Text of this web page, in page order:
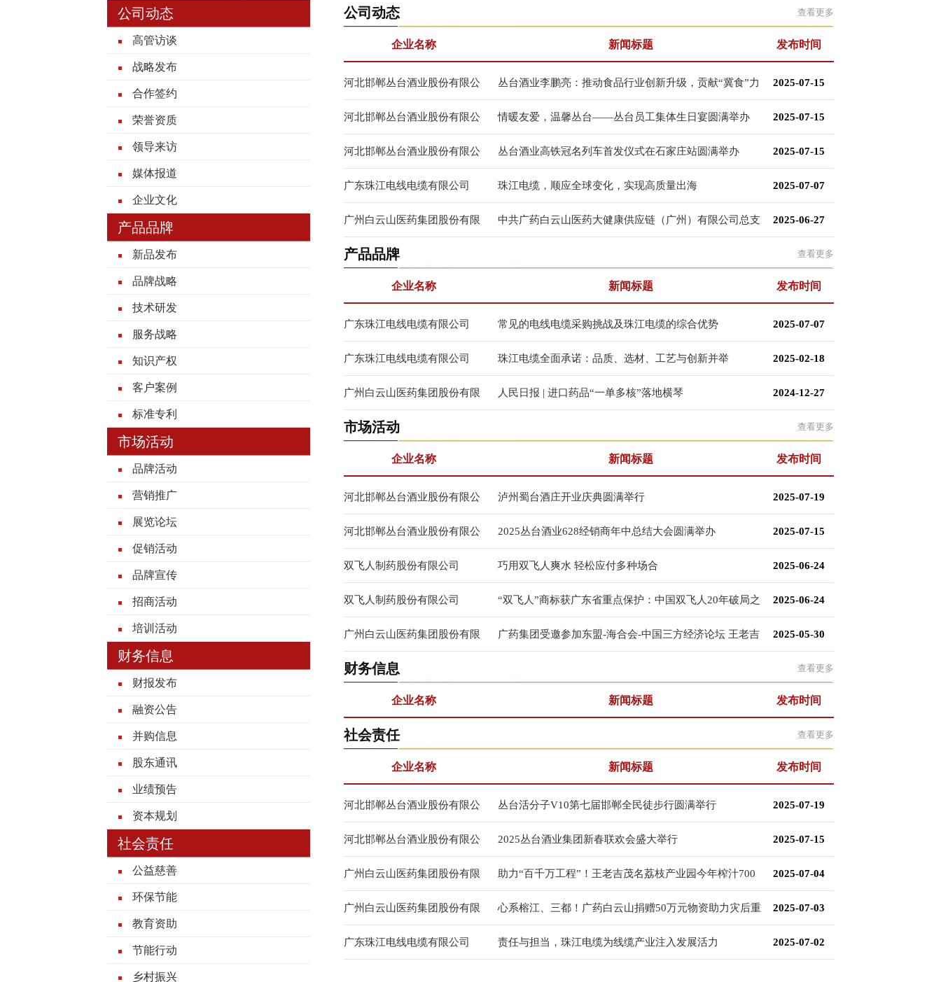
公司动态
高管访谈
战略发布
合作签约
荣誉资质
领导来访
媒体报道
企业文化
产品品牌
新品发布
品牌战略
技术研发
服务战略
知识产权
客户案例
标准专利
市场活动
品牌活动
营销推广
展览论坛
促销活动
品牌宣传
招商活动
培训活动
财务信息
财报发布
融资公告
并购信息
股东通讯
业绩预告
资本规划
社会责任
公益慈善
环保节能
教育资助
节能行动
乡村振兴
查看更多
公司动态
发布时间
企业名称 新闻标题
2025-07-15
河北邯郸丛台酒业股份有限公
司
丛台酒业李鹏亮：推动食品行业创新升级，贡献“冀食”力
量 2025-07-15
河北邯郸丛台酒业股份有限公
司
情暖友爱，温馨丛台——丛台员工集体生日宴圆满举办
2025-07-15
河北邯郸丛台酒业股份有限公
司
丛台酒业高铁冠名列车首发仪式在石家庄站圆满举办
2025-07-07
广东珠江电线电缆有限公司 珠江电缆，顺应全球变化，实现高质量出海
2025-06-27
广州白云山医药集团股份有限
公司
中共广药白云山医药大健康供应链（广州）有限公司总支
查看更多
产品品牌
发布时间
企业名称 新闻标题
2025-07-07
广东珠江电线电缆有限公司 常见的电线电缆采购挑战及珠江电缆的综合优势
2025-02-18
广东珠江电线电缆有限公司 珠江电缆全面承诺：品质、选材、工艺与创新并举
2024-12-27
广州白云山医药集团股份有限
公司
人民日报 | 进口药品“一单多核”落地横琴
查看更多
市场活动
发布时间
企业名称 新闻标题
2025-07-19
河北邯郸丛台酒业股份有限公
司
泸州蜀台酒庄开业庆典圆满举行
2025-07-15
河北邯郸丛台酒业股份有限公
司
2025丛台酒业628经销商年中总结大会圆满举办
2025-06-24
双飞人制药股份有限公司 巧用双飞人爽水 轻松应付多种场合
2025-06-24
双飞人制药股份有限公司 “双飞人”商标获广东省重点保护：中国双飞人20年破局之
路 2025-05-30
广州白云山医药集团股份有限
公司
广药集团受邀参加东盟-海合会-中国三方经济论坛 王老吉
查看更多
财务信息
发布时间
企业名称 新闻标题
查看更多
社会责任
发布时间
企业名称 新闻标题
2025-07-19
河北邯郸丛台酒业股份有限公
司
丛台活分子V10第七届邯郸全民徒步行圆满举行
2025-07-15
河北邯郸丛台酒业股份有限公
司
2025丛台酒业集团新春联欢会盛大举行
2025-07-04
广州白云山医药集团股份有限
公司
助力“百千万工程”！王老吉茂名荔枝产业园今年榨汁700
万斤荔枝鲜果 2025-07-03
广州白云山医药集团股份有限
公司
心系榕江、三都！广药白云山捐赠50万元物资助力灾后重
建 2025-07-02
广东珠江电线电缆有限公司 责任与担当，珠江电缆为线缆产业注入发展活力